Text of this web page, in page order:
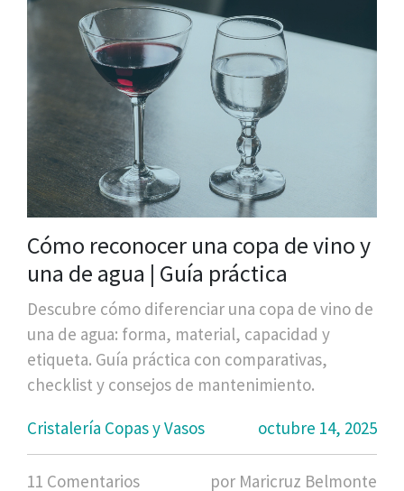
Cómo reconocer una copa de vino y
una de agua | Guía práctica
Descubre cómo diferenciar una copa de vino de
una de agua: forma, material, capacidad y
etiqueta. Guía práctica con comparativas,
checklist y consejos de mantenimiento.
Cristalería Copas y Vasos
octubre 14, 2025
11 Comentarios por Maricruz Belmonte